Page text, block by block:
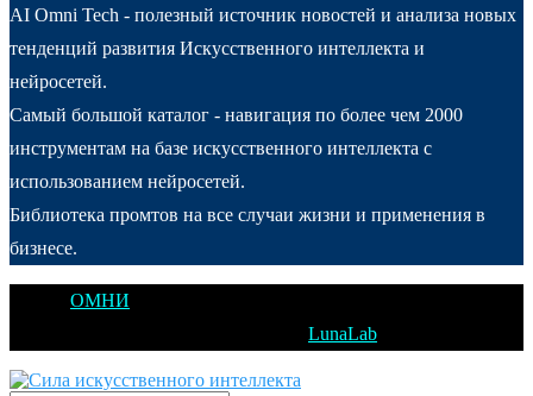
AI Omni Tech - полезный источник новостей и анализа новых
тенденций развития Искусственного интеллекта и
нейросетей.
Самый большой каталог - навигация по более чем 2000
инструментам на базе искусственного интеллекта с
использованием нейросетей.
Библиотека промтов на все случаи жизни и применения в
бизнесе.
ОМНИ
LunaLab